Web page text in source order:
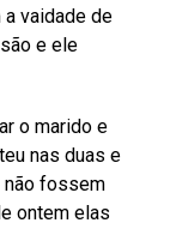
vaidade de
e ele
o marido e
nas duas e
não fossem
ontem elas